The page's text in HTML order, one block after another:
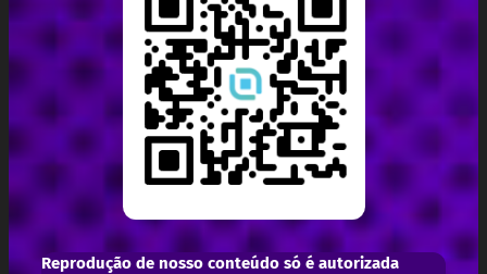
Reprodução de nosso conteúdo só é autorizada